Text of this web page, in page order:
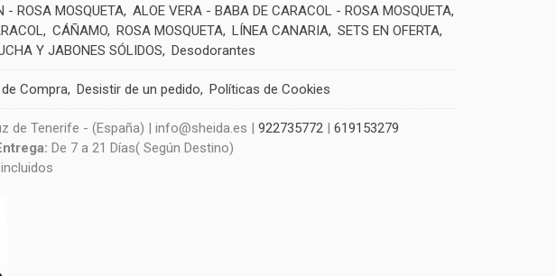
- ROSA MOSQUETA ALOE VERA - BABA DE CARACOL - ROSA MOSQUETA
CÁÑAMO ROSA MOSQUETA LÍNEA CANARIA SETS EN OFERTA
Y JABONES SÓLIDOS Desodorantes
Compra Desistir de un pedido Políticas de Cookies
de Tenerife - (España) | info@sheida.es | 922735772| 619153279
De 7 a 21 Días( Según Destino)